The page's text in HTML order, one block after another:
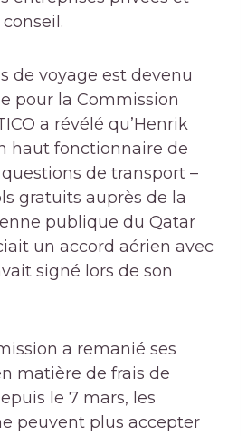
de voyage est devenu
pour la Commission
a révélé qu’Henrik
haut fonctionnaire de
questions de transport –
gratuits auprès de la
publique du Qatar
un accord aérien avec
signé lors de son
a remanié ses
matière de frais de
le 7 mars, les
peuvent plus accepter